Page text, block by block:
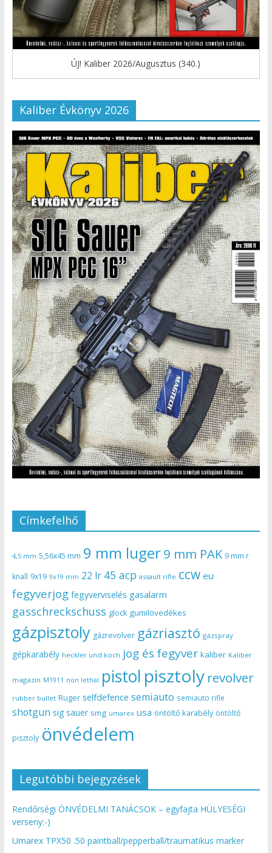
ÚJ! Kaliber 2026/Augusztus (340.)
Kaliber Évkönyv 2026
Címkefelhő
4,5 mm 5,56x45 mm 9 mm luger9 mm PAK 9 mm r
knall 9x19 9x19 mm 22 lr 45 acp assault rifle ccw eu
fegyverjog fegyverviselés gasalarm
gasschreckschuss glock gumilövedékes
gázpisztoly gázrevolver gázriasztó gázspray
gépkarabély heckler und koch jog és fegyver kaliber Kaliber
magazin M1911 non lethal pistol pisztoly revolver
rubber bullet Ruger selfdefence semiauto semiauto rifle
shotgun sig sauer smg umarex usa öntöltő karabély öntöltő
pisztoly önvédelem
Legutóbbi bejegyzések
Rendőrségi ÖNVÉDELMI TANÁCSOK – egyfajta HÜLYESÉGI
verseny:-)
Umarex TPX50 .50 paintball/pepperball/traumatikus marker